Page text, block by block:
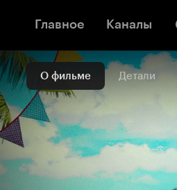
Главное Каналы
О фильме Детали